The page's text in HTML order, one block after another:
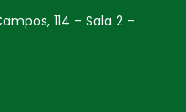
114 – Sala 2 –